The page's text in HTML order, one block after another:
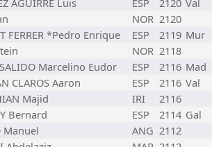
AGUIRRE Luis ESP 2120 Val
NOR 2120
FERRER *Pedro Enrique ESP 2119 Mur
NOR 2118
SALIDO Marcelino Eudor ESP 2116 Mad
CLAROS Aaron ESP 2116 Val
Majid IRI
2116
Bernard ESP 2114 Gal
Manuel ANG 2112